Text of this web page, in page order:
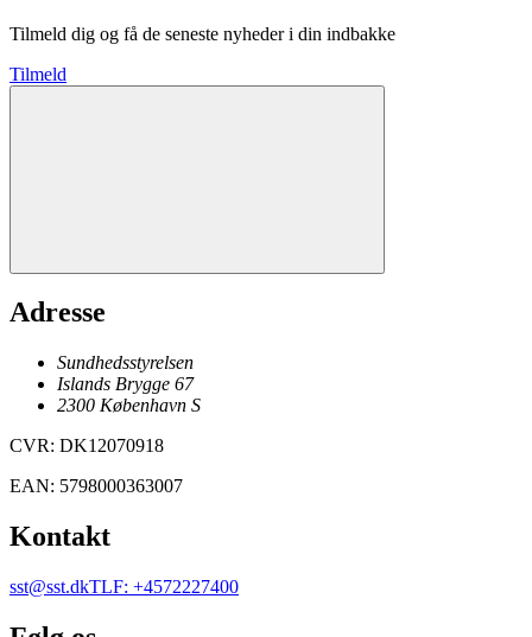
Tilmeld dig og få de seneste nyheder i din indbakke
Tilmeld
Adresse
Sundhedsstyrelsen
Islands Brygge 67
2300 København S
CVR: DK12070918
EAN: 5798000363007
Kontakt
sst@sst.dkTLF: +4572227400